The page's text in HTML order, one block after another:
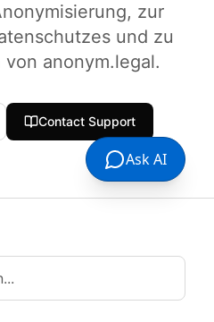
zur
und zu
anonym.legal.
Contact Support
Ask AI